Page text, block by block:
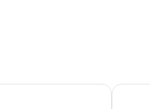
服务和优越地理位置得到了一致好评。
柯林斯